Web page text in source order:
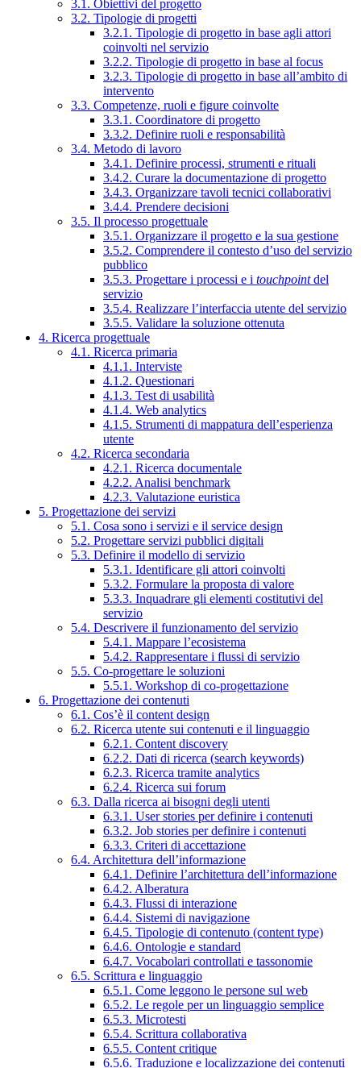
3.1. Obiettivi del progetto
3.2. Tipologie di progetti
3.2.1. Tipologie di progetto in base agli attori
coinvolti nel servizio
3.2.2. Tipologie di progetto in base al focus
3.2.3. Tipologie di progetto in base all’ambito di
intervento
3.3. Competenze, ruoli e figure coinvolte
3.3.1. Coordinatore di progetto
3.3.2. Definire ruoli e responsabilità
3.4. Metodo di lavoro
3.4.1. Definire processi, strumenti e rituali
3.4.2. Curare la documentazione di progetto
3.4.3. Organizzare tavoli tecnici collaborativi
3.4.4. Prendere decisioni
3.5. Il processo progettuale
3.5.1. Organizzare il progetto e la sua gestione
3.5.2. Comprendere il contesto d’uso del servizio
pubblico
3.5.3. Progettare i processi e i touchpointdel
servizio
3.5.4. Realizzare l’interfaccia utente del servizio
3.5.5. Validare la soluzione ottenuta
4. Ricerca progettuale
4.1. Ricerca primaria
4.1.1. Interviste
4.1.2. Questionari
4.1.3. Test di usabilità
4.1.4. Web analytics
4.1.5. Strumenti di mappatura dell’esperienza
utente
4.2. Ricerca secondaria
4.2.1. Ricerca documentale
4.2.2. Analisi benchmark
4.2.3. Valutazione euristica
5. Progettazione dei servizi
5.1. Cosa sono i servizi e il service design
5.2. Progettare servizi pubblici digitali
5.3. Definire il modello di servizio
5.3.1. Identificare gli attori coinvolti
5.3.2. Formulare la proposta di valore
5.3.3. Inquadrare gli elementi costitutivi del
servizio
5.4. Descrivere il funzionamento del servizio
5.4.1. Mappare l’ecosistema
5.4.2. Rappresentare i flussi di servizio
5.5. Co-progettare le soluzioni
5.5.1. Workshop di co-progettazione
6. Progettazione dei contenuti
6.1. Cos’è il content design
6.2. Ricerca utente sui contenuti e il linguaggio
6.2.1. Content discovery
6.2.2. Dati di ricerca (search keywords)
6.2.3. Ricerca tramite analytics
6.2.4. Ricerca sui forum
6.3. Dalla ricerca ai bisogni degli utenti
6.3.1. User stories per definire i contenuti
6.3.2. Job stories per definire i contenuti
6.3.3. Criteri di accettazione
6.4. Architettura dell’informazione
6.4.1. Definire l’architettura dell’informazione
6.4.2. Alberatura
6.4.3. Flussi di interazione
6.4.4. Sistemi di navigazione
6.4.5. Tipologie di contenuto (content type)
6.4.6. Ontologie e standard
6.4.7. Vocabolari controllati e tassonomie
6.5. Scrittura e linguaggio
6.5.1. Come leggono le persone sul web
6.5.2. Le regole per un linguaggio semplice
6.5.3. Microtesti
6.5.4. Scrittura collaborativa
6.5.5. Content critique
6.5.6. Traduzione e localizzazione dei contenuti